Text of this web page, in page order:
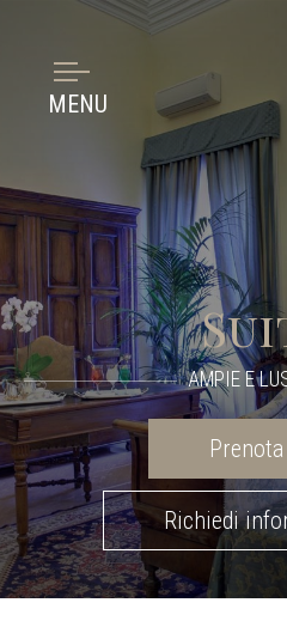
MENU
AMPIE E
Richiedi